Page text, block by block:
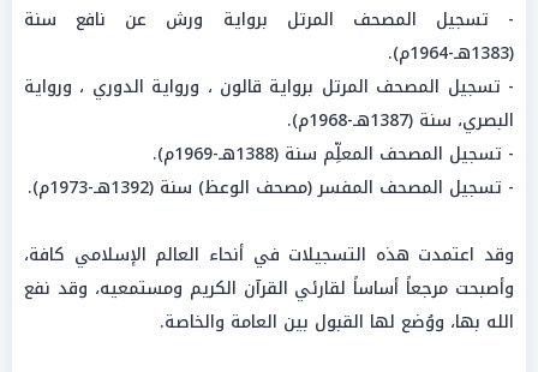
- تسجيل المصحف المرتل برواية ورش عن نافع سنة
(1383هـ-1964م).
- تسجيل المصحف المرتل برواية قالون ، ورواية الدوري ، ورواية
البصري، سنة (1387هـ-1968م).
- تسجيل المصحف المعلِّم سنة (1388هـ-1969م).
- تسجيل المصحف المفسر (مصحف الوعظ) سنة (1392هـ-1973م).
وقد اعتمدت هذه التسجيلات في أنحاء العالم الإسلامي كافة،
وأصبحت مرجعاً أساساً لقارئي القرآن الكريم ومستمعيه، وقد نفع
الله بها، ووُضع لها القبول بين العامة والخاصة.